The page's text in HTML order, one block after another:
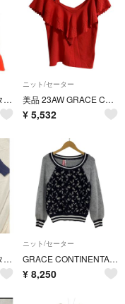
グレースコンチネンタル リブニット ボーダー フレアスリーブ 長袖 36
ニット/セーター
美品 23AW GRACE CONTINENTAL グレースコンチネンタル フリル ワンショルニットカットソー サイズ36 レッド レディース 古着 中古 USED
¥ 5,532
グレースコンチネンタル【Diagram】 ニット
ニット/セーター
GRACE CONTINENTAL グレースコンチネンタル レディース ニット 星柄 SIZE 36 グレー
¥ 8,250